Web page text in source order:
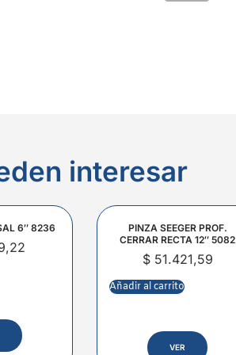
interesar
6″ 8236
PINZA SEEGER PROF.
CERRAR RECTA 12″ 5082
$51.421,59
Añadir al carrito
VER